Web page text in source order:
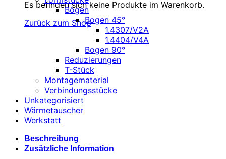
Es befinden sich keine Produkte im Warenkorb.
Zurück zum Shop
Bögen
Bogen 45°
1.4307/V2A
1.4404/V4A
Bogen 90°
Reduzierungen
T-Stück
Montagematerial
Verbindungsstücke
Unkategorisiert
Wärmetauscher
Werkstatt
Beschreibung
Zusätzliche Information